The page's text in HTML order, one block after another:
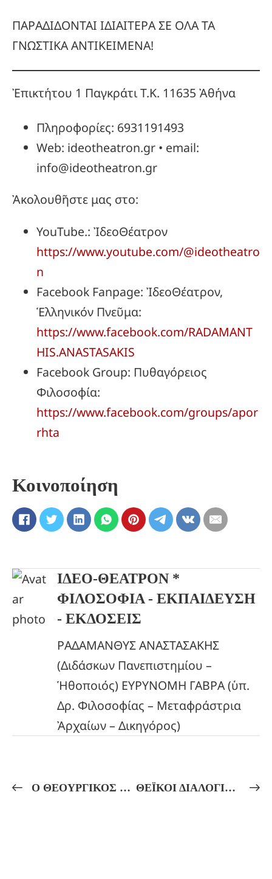
ΠΑΡΑΔΙΔΟΝΤΑΙ ΙΔΙΑΙΤΕΡΑ ΣΕ ΟΛΑ ΤΑ
ΓΝΩΣΤΙΚΑ ΑΝΤΙΚΕΙΜΕΝΑ!
Ἐπικτήτου 1 Παγκράτι Τ.Κ. 11635 Ἀθήνα
Πληροφορίες: 6931191493
Web: ideotheatron.gr • email:
info@ideotheatron.gr
Ἀκολουθῆστε μας στο:
YouTube.: ἸδεοΘέατρον
https://www.youtube.com/@ideotheatro
n
Facebook Fanpage: ἸδεοΘέατρον,
Ἑλληνικόν Πνεῦμα:
https://www.facebook.com/RADAMANT
HIS.ANASTASAKIS
Facebook Group: Πυθαγόρειος
Φιλοσοφία:
https://www.facebook.com/groups/apor
rhta
Κοινοποίηση
ΙΔΕΟ-ΘΕΑΤΡΟΝ *
ΦΙΛΟΣΟΦΙΑ - ΕΚΠΑΙΔΕΥΣΗ
- ΕΚΔΟΣΕΙΣ
ΡΑΔΑΜΑΝΘΥΣ ΑΝΑΣΤΑΣΑΚΗΣ
(Διδάσκων Πανεπιστημίου –
Ἡθοποιός) ΕΥΡΥΝΟΜΗ ΓΑΒΡΑ (ὑπ.
Δρ. Φιλοσοφίας – Μεταφράστρια
Ἀρχαίων – Δικηγόρος)
Ο ΘΕΟΥΡΓΙΚΟΣ ΕΡΩΣ ΕΚΑΤΗΣ ΚΑΙ ΔΙΟΝΥΣΟΥ ΘΕΪΚΟΙ ΔΙΑΛΟΓΙΣΜΟΙ! «ΕΙΣ ΔΟΞΑΝ ΤΟΥ ΗΛΙΑΚΟΥ ΕΡΩΤΟΣ»!